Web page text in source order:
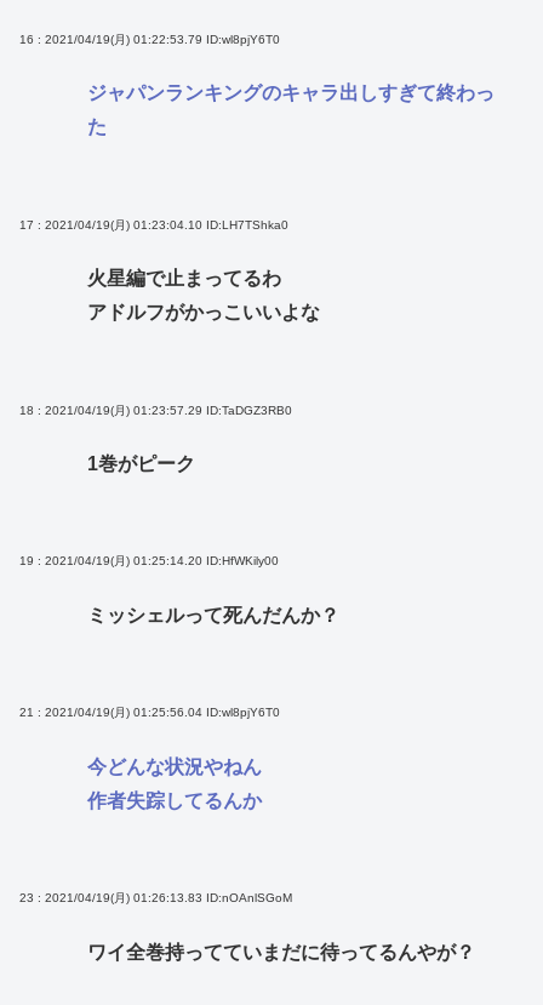
16 : 2021/04/19(月) 01:22:53.79 ID:wl8pjY6T0
ジャパンランキングのキャラ出しすぎて終わっ
た
17 : 2021/04/19(月) 01:23:04.10 ID:LH7TShka0
火星編で止まってるわ
アドルフがかっこいいよな
18 : 2021/04/19(月) 01:23:57.29 ID:TaDGZ3RB0
1巻がピーク
19 : 2021/04/19(月) 01:25:14.20 ID:HfWKily00
ミッシェルって死んだんか？
21 : 2021/04/19(月) 01:25:56.04 ID:wl8pjY6T0
今どんな状況やねん
作者失踪してるんか
23 : 2021/04/19(月) 01:26:13.83 ID:nOAnlSGoM
ワイ全巻持ってていまだに待ってるんやが？